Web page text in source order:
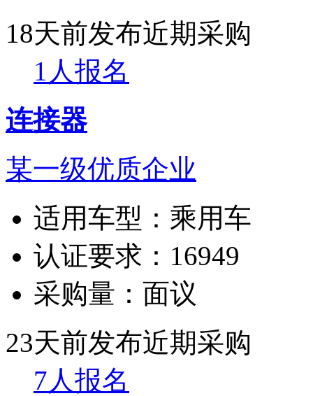
18天前发布近期采购
1人报名
连接器
某一级优质企业
适用车型： 乘用车
认证要求： 16949
采购量： 面议
23天前发布近期采购
7人报名